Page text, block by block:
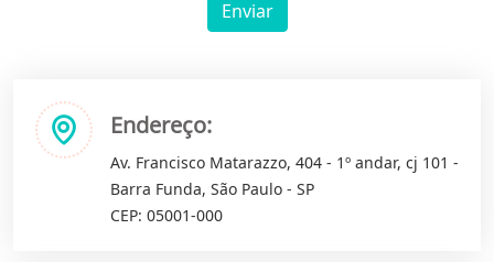
Enviar
Endereço:
Av. Francisco Matarazzo, 404 - 1º andar, cj 101 -
Barra Funda, São Paulo - SP
CEP: 05001-000